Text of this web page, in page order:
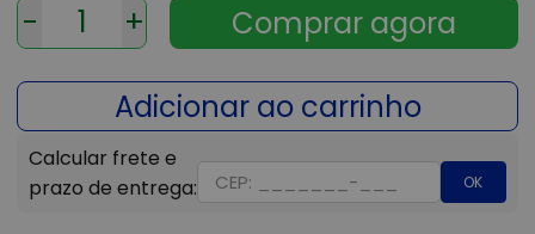
- +
OK